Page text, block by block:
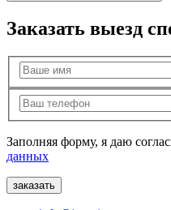
Заказать выезд
Заполняя форму, я даю
данных